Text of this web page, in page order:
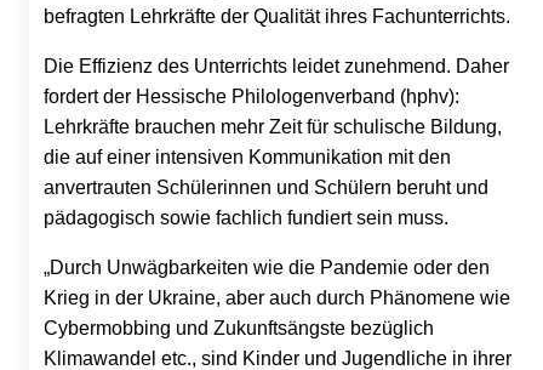
befragten Lehrkräfte der Qualität ihres Fachunterrichts.
Die Effizienz des Unterrichts leidet zunehmend. Daher
fordert der Hessische Philologenverband (hphv):
Lehrkräfte brauchen mehr Zeit für schulische Bildung,
die auf einer intensiven Kommunikation mit den
anvertrauten Schülerinnen und Schülern beruht und
pädagogisch sowie fachlich fundiert sein muss.
„Durch Unwägbarkeiten wie die Pandemie oder den
Krieg in der Ukraine, aber auch durch Phänomene wie
Cybermobbing und Zukunftsängste bezüglich
Klimawandel etc., sind Kinder und Jugendliche in ihrer